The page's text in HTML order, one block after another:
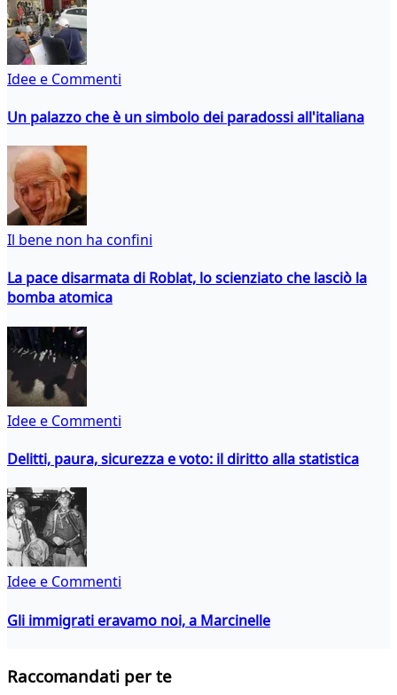
Idee e Commenti
Un palazzo che è un simbolo dei paradossi all'italiana
Il bene non ha confini
La pace disarmata di Roblat, lo scienziato che lasciò la
bomba atomica
Idee e Commenti
Delitti, paura, sicurezza e voto: il diritto alla statistica
Idee e Commenti
Gli immigrati eravamo noi, a Marcinelle
Raccomandati per te